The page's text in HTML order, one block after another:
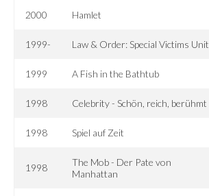
2000 Hamlet
1999- Law & Order: Special Victims Unit
1999 A Fish in the Bathtub
1998 Celebrity - Schön, reich, berühmt
1998 Spiel auf Zeit
1998
The Mob - Der Pate von
Manhattan